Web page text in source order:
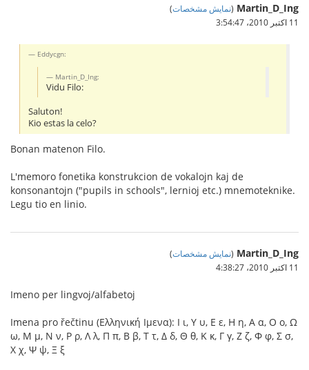
Martin_D_Ing
(نمایش مشخصات)
11 اکتبر 2010،‏ 3:54:47
Eddycgn:
Martin_D_Ing:
Vidu Filo:
Saluton!
Kio estas la celo?
Bonan matenon Filo.
L'memoro fonetika konstrukcion de vokalojn kaj de
konsonantojn ("pupils in schools", lernioj etc.) mnemoteknike.
Legu tio en linio.
Martin_D_Ing
(نمایش مشخصات)
11 اکتبر 2010،‏ 4:38:27
Imeno per lingvoj/alfabetoj
Imena pro řečtinu (Ελληνική Ιμενα): Ι ι, Υ υ, Ε ε, Η η, Α α, Ο ο, Ω
ω, Μ μ, Ν ν, Ρ ρ, Λ λ, Π π, Β β, Τ τ, Δ δ, Θ θ, Κ κ, Γ γ, Ζ ζ, Φ φ, Σ σ,
Χ χ, Ψ ψ, Ξ ξ